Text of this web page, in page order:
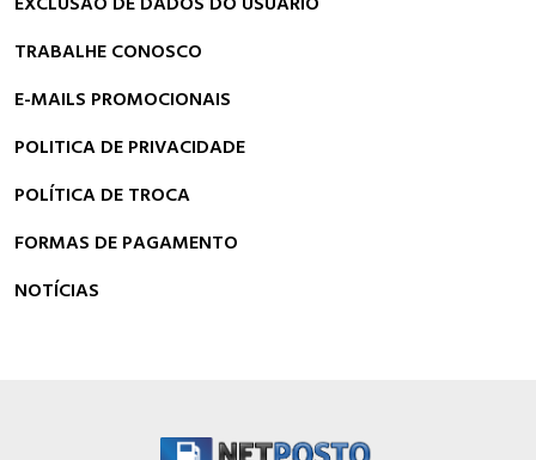
TRABALHE CONOSCO
E-MAILS PROMOCIONAIS
POLITICA DE PRIVACIDADE
POLÍTICA DE TROCA
FORMAS DE PAGAMENTO
NOTÍCIAS